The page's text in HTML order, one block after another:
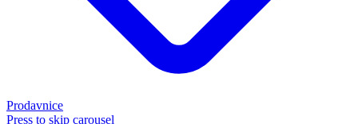
Prodavnice
Press to skip carousel